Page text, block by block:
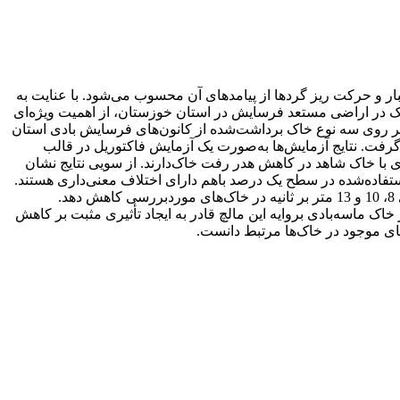
و حرکت ریز گردها از پیامدهای آن محسوب می‌شود. با عنایت به
در اراضی مستعد فرسایش در استان خوزستان، از اهمیت ویژه‌ای
در این تحقیق از دو نوع مالچ پلیمری و مالچ با پایه گیاهی، به‌عنوان تثبیت‌کننده خاک، در چهار سطح صفر، 15%، 30% و 60% بر روی سه نوع خاک برداشت‌شده از کانون‌های فرسایش بادی استان
تونل باد در سرعت‌های 8، 10 و 13 متر بر ثانیه موردبررسی قرار گرفت. نتایج آزمایش‌ها به‌صورت یک آزمایش فاکتوریل در قالب
با خاک شاهد در کاهش هدر رفت خاک‌دارند. از سویی نتایج نشان
در سطح یک درصد باهم دارای اختلاف معنی‌داری هستند.
نتایج بررسی تأثیر مالچ پلیمری و مالچ با پایه گیاهی نشان داد که کاربرد مالچ پلیمری به‌خوبی می‌تواند میزان هدر رفت خاک را در سرعت‌های 8، 10 و 13 متر بر ثانیه در خاک‌های موردبررسی کاهش دهد.
ماسه‌بادی بروایه این مالچ قادر به ایجاد تأثیری مثبت بر کاهش